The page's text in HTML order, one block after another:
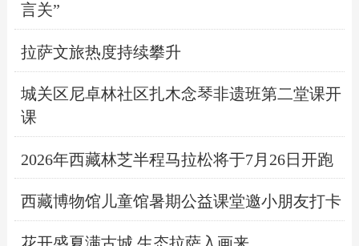
言关”
拉萨文旅热度持续攀升
城关区尼卓林社区扎木念琴非遗班第二堂课开
课
2026年西藏林芝半程马拉松将于7月26日开跑
西藏博物馆儿童馆暑期公益课堂邀小朋友打卡